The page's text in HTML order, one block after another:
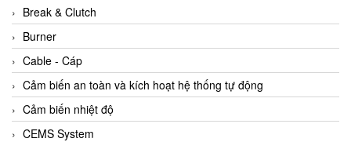
Break & Clutch
Burner
Cable - Cáp
Cảm biến an toàn và kích hoạt hệ thống tự động
Cảm biến nhiệt độ
CEMS System